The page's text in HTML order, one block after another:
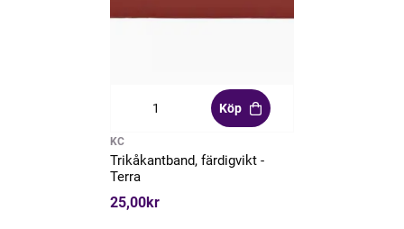
Köp
KC
Trikåkantband, färdigvikt -
Terra
25,00kr